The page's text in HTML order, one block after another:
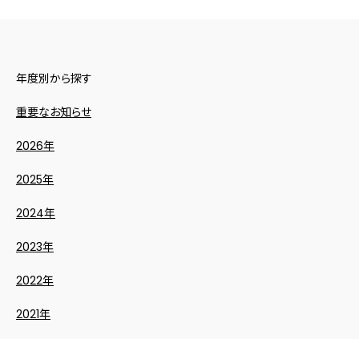
年度別から探す
重要なお知らせ
2026年
2025年
2024年
2023年
2022年
2021年